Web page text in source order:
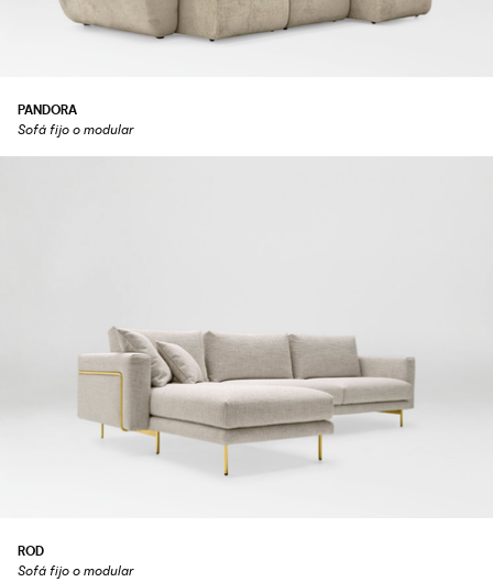
PANDORA
Sofá fijo o modular
ROD
Sofá fijo o modular